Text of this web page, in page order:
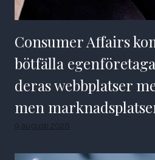
Consumer Affairs
bötfälla
deras webbplatser
men
9 augusti 2026